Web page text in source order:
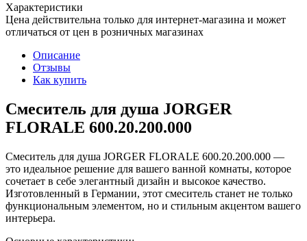
Характеристики
Цена действительна только для интернет-магазина и может
отличаться от цен в розничных магазинах
Описание
Отзывы
Как купить
Смеситель для душа JORGER
FLORALE 600.20.200.000
Смеситель для душа JORGER FLORALE 600.20.200.000 —
это идеальное решение для вашего ванной комнаты, которое
сочетает в себе элегантный дизайн и высокое качество.
Изготовленный в Германии, этот смеситель станет не только
функциональным элементом, но и стильным акцентом вашего
интерьера.